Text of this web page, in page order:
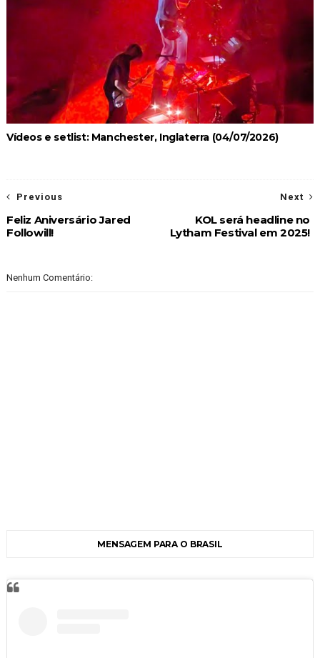
Vídeos e setlist: Manchester, Inglaterra (04/07/2026)
Next
KOL será headline no
Lytham Festival em 2025!
Previous
Feliz Aniversário Jared
Followill!
Nenhum Comentário:
MENSAGEM PARA O BRASIL